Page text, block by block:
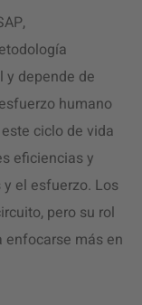
y depende de
humano
ciclo de vida
eficiencias y
el esfuerzo. Los
pero su rol
enfocarse más en